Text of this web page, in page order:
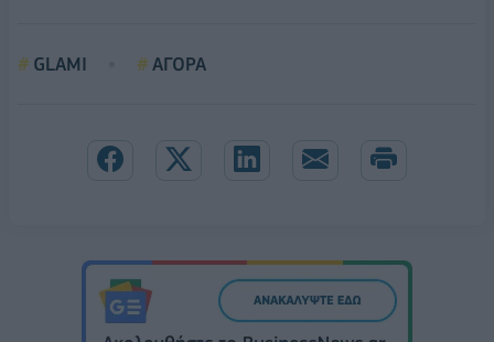
GLAMI ΑΓΟΡΑ